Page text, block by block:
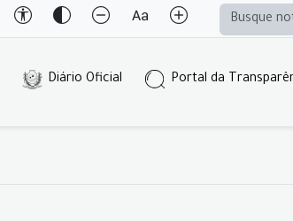
Diário Oficial Portal da